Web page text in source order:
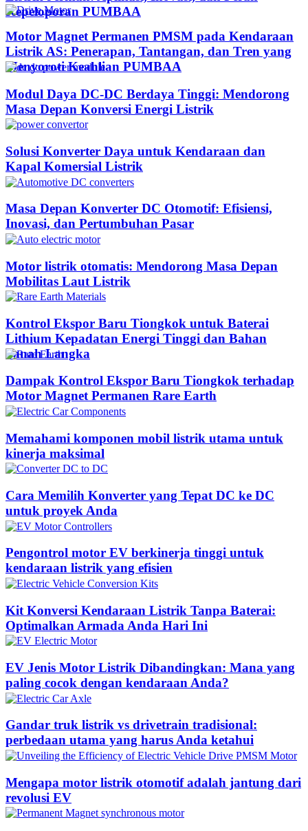
Kepeloporan PUMBAA​
Motor Magnet Permanen PMSM pada Kendaraan
Listrik AS: Penerapan, Tantangan, dan Tren yang
Menyoroti Keahlian PUMBAA​
Modul Daya DC-DC Berdaya Tinggi: Mendorong
Masa Depan Konversi Energi Listrik
Solusi Konverter Daya untuk Kendaraan dan
Kapal Komersial Listrik
Masa Depan Konverter DC Otomotif: Efisiensi,
Inovasi, dan Pertumbuhan Pasar
Motor listrik otomatis: Mendorong Masa Depan
Mobilitas Laut Listrik
Kontrol Ekspor Baru Tiongkok untuk Baterai
Lithium Kepadatan Energi Tinggi dan Bahan
Tanah Langka
Dampak Kontrol Ekspor Baru Tiongkok terhadap
Motor Magnet Permanen Rare Earth
Memahami komponen mobil listrik utama untuk
kinerja maksimal
Cara Memilih Konverter yang Tepat DC ke DC
untuk proyek Anda
Pengontrol motor EV berkinerja tinggi untuk
kendaraan listrik yang efisien
Kit Konversi Kendaraan Listrik Tanpa Baterai:
Optimalkan Armada Anda Hari Ini
EV Jenis Motor Listrik Dibandingkan: Mana yang
paling cocok dengan kendaraan Anda?
Gandar truk listrik vs drivetrain tradisional:
perbedaan utama yang harus Anda ketahui
Mengapa motor listrik otomotif adalah jantung dari
revolusi EV